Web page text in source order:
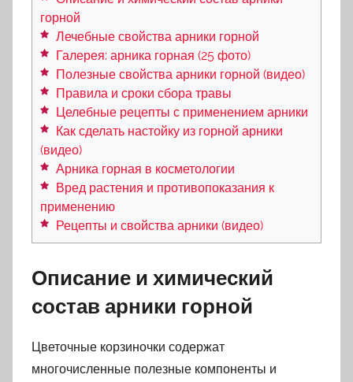
горной
Лечебные свойства арники горной
Галерея: арника горная (25 фото)
Полезные свойства арники горной (видео)
Правила и сроки сбора травы
Целебные рецепты с применением арники
Как сделать настойку из горной арники
(видео)
Арника горная в косметологии
Вред растения и противопоказания к
применению
Рецепты и свойства арники (видео)
Описание и химический
состав арники горной
Цветочные корзиночки содержат
многочисленные полезные компоненты и